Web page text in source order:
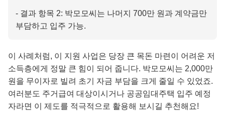
- 결과 항목 2: 박모모씨는 나머지 700만 원과 계약금만
부담하고 입주 가능.
이 사례처럼, 이 지원 사업은 당장 큰 목돈 마련이 어려운 저
소득층에게 정말 큰 힘이 되어 줍니다. 박모모씨는 2,000만
원을 무이자로 빌려 초기 자금 부담을 크게 줄일 수 있었죠.
여러분도 주거급여 대상이시거나 공공임대주택 입주 예정
자라면 이 제도를 적극적으로 활용해 보시길 추천해요!